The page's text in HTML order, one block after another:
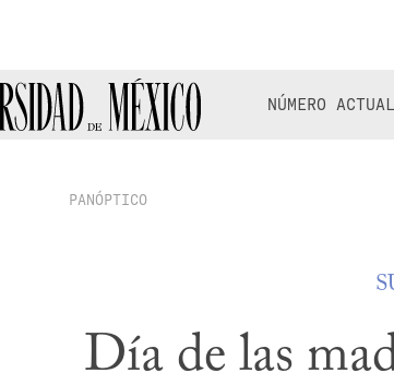
NÚMERO ACTUAL
PANÓPTICO
Día de las